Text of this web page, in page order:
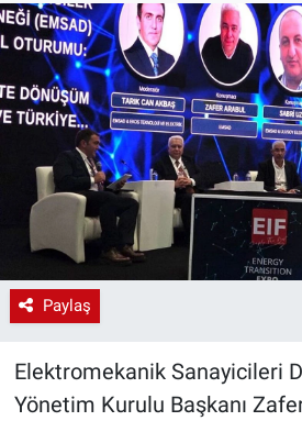
Paylaş
Elektromekanik Sanayicileri
Yönetim Kurulu Başkanı
Ağır Sanayi Çözümleri